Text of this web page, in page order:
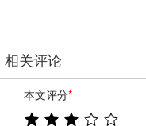
相关评论
本文评分*